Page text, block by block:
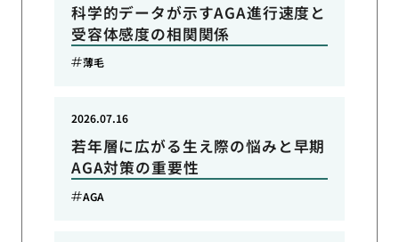
科学的データが示すAGA進行速度と
受容体感度の相関関係
薄毛
若年層に広がる生え際の悩みと早期
AGA対策の重要性
2026.07.16
AGA